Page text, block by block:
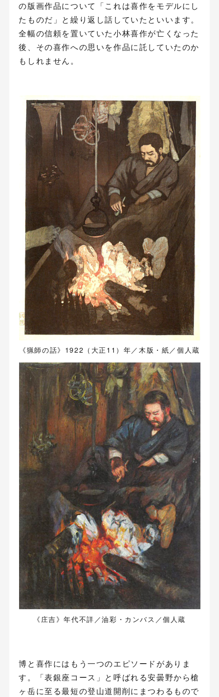
の版画作品について「これは喜作をモデルにし
たものだ」と繰り返し話していたといいます。
全幅の信頼を置いていた小林喜作が亡くなった
後、その喜作への思いを作品に託していたのか
もしれません。
《猟師の話》1922（大正11）年／木版・紙／個人蔵
《庄吉》年代不詳／油彩・カンバス／個人蔵
博と喜作にはもう一つのエピソードがありま
す。「表銀座コース」と呼ばれる安曇野から槍
ヶ岳に至る最短の登山道開削にまつわるもので